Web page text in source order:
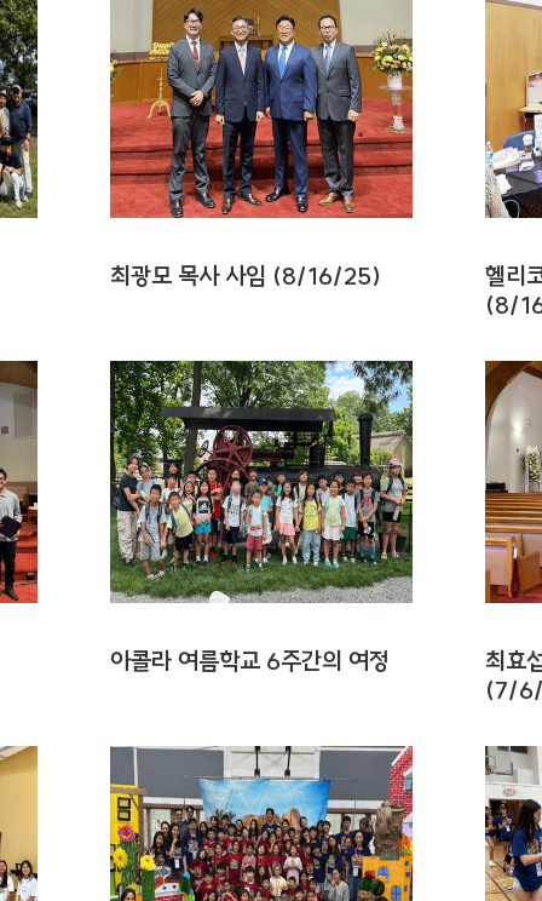
최광모 목사 사임 (8/16/25)
헬리
(8/
아콜라 여름학교 6주간의 여정
최효
(7/